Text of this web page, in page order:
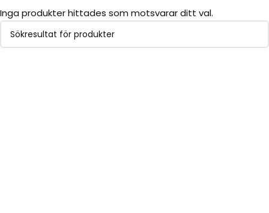
Inga produkter hittades som motsvarar ditt val.